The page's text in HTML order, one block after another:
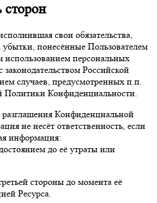
сторон
свои обязательства,
убытки, понесённые Пользователем
использованием персональных
Российской
случаев, предусмотренных п.п.
Политики Конфиденциальности.
Конфиденциальной
не несёт ответственность, если
информация:
до её утраты или
стороны до момента её
Ресурса.